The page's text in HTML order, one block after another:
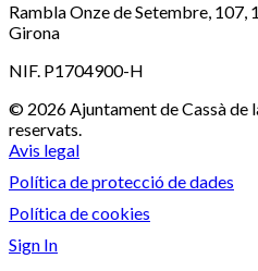
Rambla Onze de Setembre, 107,
Girona
NIF. P1704900-H
© 2026 Ajuntament de Cassà de
reservats.
Avis legal
Política de protecció de dades
Política de cookies
Sign In